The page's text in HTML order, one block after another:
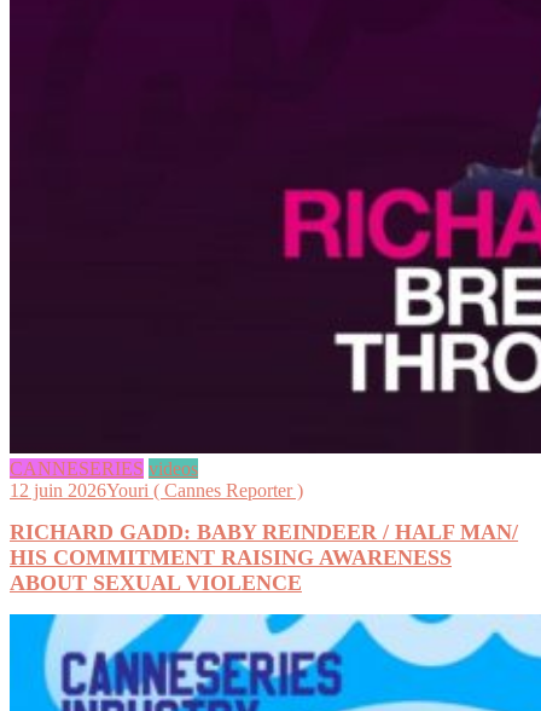
CANNESERIES videos
12 juin 2026Youri ( Cannes Reporter )
RICHARD GADD: BABY REINDEER / HALF MAN/
HIS COMMITMENT RAISING AWARENESS
ABOUT SEXUAL VIOLENCE